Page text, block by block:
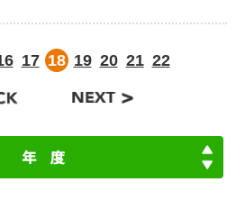
17 18 19 20 21 22
年 度